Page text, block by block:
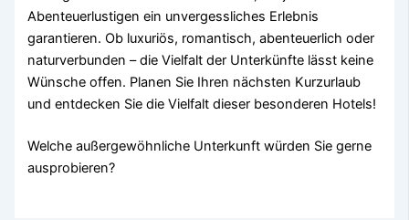
Abenteuerlustigen ein unvergessliches Erlebnis
garantieren. Ob luxuriös, romantisch, abenteuerlich oder
naturverbunden – die Vielfalt der Unterkünfte lässt keine
Wünsche offen. Planen Sie Ihren nächsten Kurzurlaub
und entdecken Sie die Vielfalt dieser besonderen Hotels!
Welche außergewöhnliche Unterkunft würden Sie gerne
ausprobieren?